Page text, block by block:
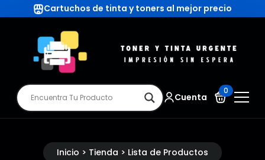
Cartuchos de tinta y toners al mejor precio
Cuenta
0
Inicio > Tienda > Lista de Productos